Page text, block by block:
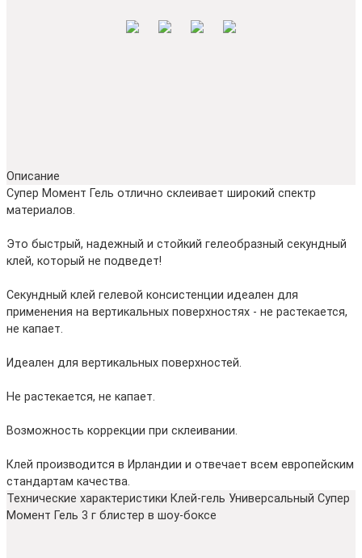
Описание
Супер Момент Гель отлично склеивает широкий спектр
материалов.
Это быстрый, надежный и стойкий гелеобразный секундный
клей, который не подведет!
Секундный клей гелевой консистенции идеален для
применения на вертикальных поверхностях - не растекается,
не капает.
Идеален для вертикальных поверхностей.
Не растекается, не капает.
Возможность коррекции при склеивании.
Клей производится в Ирландии и отвечает всем европейским
стандартам качества.
Технические характеристики Клей-гель Универсальный Супер
Момент Гель 3 г блистер в шоу-боксе